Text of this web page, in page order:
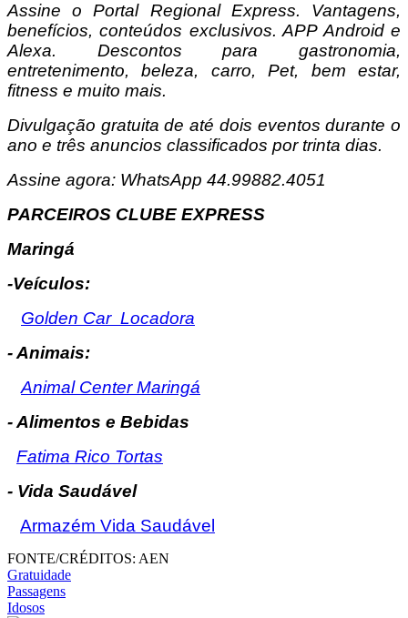
Assine o
Portal Regional Express. Vantagens,
benefícios, conteúdos exclusivos. APP Android e
Alexa. Descontos para gastronomia,
entretenimento, beleza, carro, Pet, bem estar,
fitness e muito mais.
Divulgação gratuita de até dois eventos durante o
ano e três anuncios classificados por trinta dias.
Assine agora: WhatsApp 44.99882.4051
PARCEIROS CLUBE EXPRESS
Maringá
-Veículos:
Golden Car Locadora
- Animais:
Animal Center Maringá
- Alimentos e Bebidas
Fatima Rico Tortas
- Vida Saudável
Armazém Vida Saudável
FONTE/CRÉDITOS: AEN
Gratuidade
Passagens
Idosos